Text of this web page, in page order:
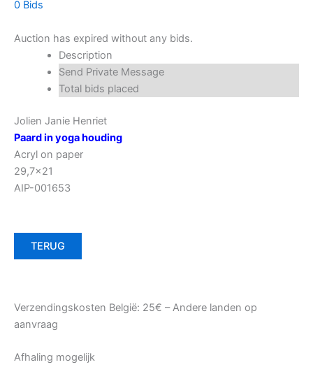
0 Bids
Auction has expired without any bids.
Description
Send Private Message
Total bids placed
Jolien Janie Henriet
Paard in yoga houding
Acryl on paper
29,7×21
AIP-001653
TERUG
Verzendingskosten België: 25€ – Andere landen op
aanvraag
Afhaling mogelijk